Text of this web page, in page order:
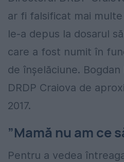
ar fi falsificat mai
le-a depus la dosarul
care a fost numit în
de înșelăciune.
DRDP Craiova de
2017.
”Mamă nu am ce
Pentru a vedea